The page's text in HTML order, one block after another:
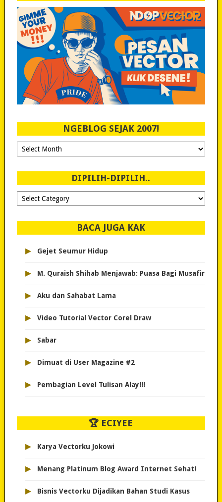
NGEBLOG SEJAK 2007!
Ngeblog
Sejak
DIPILIH-DIPILIH..
Dipilih-
dipilih..
BACA JUGA KAK
▸ Gejet Seumur Hidup
▸ M. Quraish Shihab Menjawab: Puasa Bagi Musafir
▸ Aku dan Sahabat Lama
▸ Video Tutorial Vector Corel Draw
▸ Sabar
▸ Dimuat di User Magazine #2
▸ Pembagian Level Tulisan Alay!!!
🏆 ECIYEE
▸ Karya Vectorku Jokowi
▸ Menang Platinum Blog Award Internet Sehat!
▸ Bisnis Vectorku Dijadikan Bahan Studi Kasus